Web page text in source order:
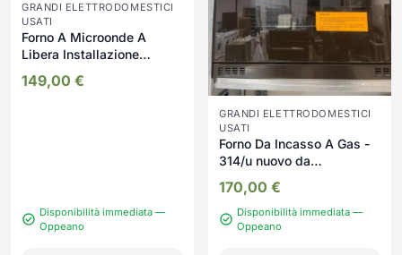
GRANDI ELETTRODOMESTICI
USATI
Forno A Microonde A
Libera Installazione
149,00 €
Disponibilità immediata —
Oppeano
GRANDI ELETTRODOMESTICI
USATI
Forno Da Incasso A Gas -
314/u nuovo da
170,00 €
Disponibilità immediata —
Oppeano